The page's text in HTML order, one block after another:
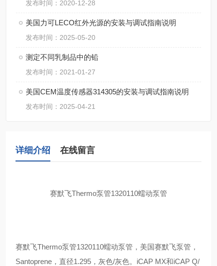
发布时间：2020-12-28
美国力可LECO红外光源的安装与调试指南说明
发布时间：2025-05-20
测定不同乳制品中的铅
发布时间：2021-01-27
美国CEM温度传感器314305的安装与调试指南说明
发布时间：2025-04-21
详细介绍 在线留言
赛默飞Thermo泵管1320110蠕动泵管
赛默飞Thermo泵管1320110蠕动泵管，美国赛默飞泵管，
Santoprene ，直径1.295 ，灰色/灰色。 iCAP MX和iCAP Q/